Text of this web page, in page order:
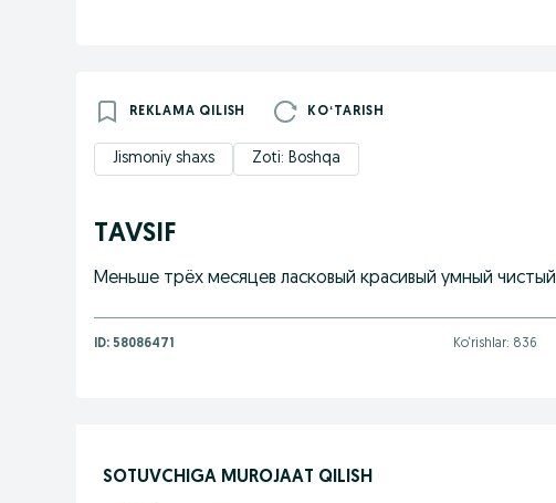
REKLAMA QILISH KOʻTARISH
Jismoniy shaxs Zoti: Boshqa
TAVSIF
Меньше трёх месяцев ласковый красивый умный чистый
ID: 58086471 Ko‘rishlar: 836
SOTUVCHIGA MUROJAAT QILISH